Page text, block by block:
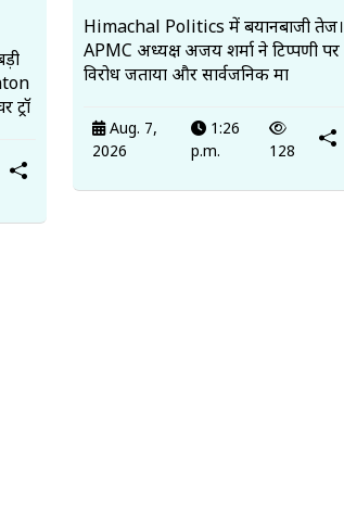
ट्रॉ
Himachal Politics में बयानबाजी तेज।
APMC अध्यक्ष अजय शर्मा ने टिप्पणी पर
विरोध जताया और सार्वजनिक मा
Aug. 7,
2026
1:26
p.m.
128